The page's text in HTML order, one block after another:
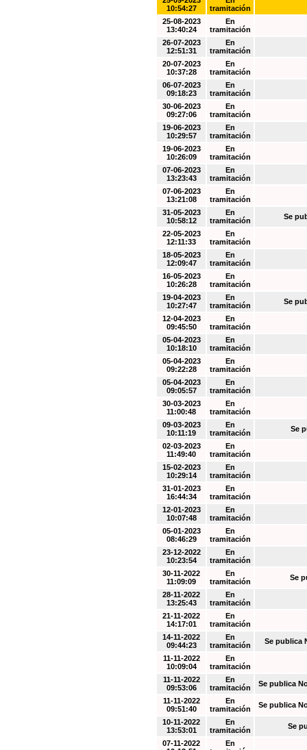
10:54:27
tramitación
25-08-2023
13:40:24
En
tramitación
26-07-2023
12:51:31
En
tramitación
20-07-2023
10:37:28
En
tramitación
06-07-2023
09:18:23
En
tramitación
30-06-2023
09:27:06
En
tramitación
19-06-2023
10:29:57
En
tramitación
19-06-2023
10:26:09
En
tramitación
07-06-2023
13:23:43
En
tramitación
07-06-2023
13:21:08
En
tramitación
31-05-2023
10:58:12
En
tramitación
Se
22-05-2023
12:11:33
En
tramitación
18-05-2023
12:09:47
En
tramitación
16-05-2023
10:26:28
En
tramitación
19-04-2023
10:27:47
En
tramitación
Se
12-04-2023
09:45:50
En
tramitación
05-04-2023
10:18:10
En
tramitación
05-04-2023
09:22:28
En
tramitación
05-04-2023
09:05:57
En
tramitación
30-03-2023
11:00:48
En
tramitación
09-03-2023
10:11:19
En
tramitación
Se
02-03-2023
11:49:40
En
tramitación
15-02-2023
10:29:14
En
tramitación
31-01-2023
16:44:34
En
tramitación
12-01-2023
10:07:48
En
tramitación
05-01-2023
08:46:29
En
tramitación
23-12-2022
10:23:54
En
tramitación
30-11-2022
11:09:09
En
tramitación
Se
28-11-2022
13:25:43
En
tramitación
21-11-2022
14:17:01
En
tramitación
14-11-2022
09:44:23
En
tramitación
Se publica
11-11-2022
10:09:04
En
tramitación
11-11-2022
09:53:06
En
tramitación
Se publica
11-11-2022
09:51:40
En
tramitación
Se publica
10-11-2022
13:53:01
En
tramitación
Se
07-11-2022
En